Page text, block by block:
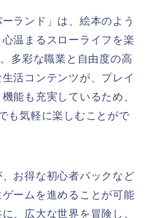
ランド」は、絵本のよう
温まるスローライフを楽
多彩な職業と自由度の高
活コンテンツが、プレイ
能も充実しているため、
も気軽に楽しむことがで
お得な初心者パックなど
ームを進めることが可能
、広大な世界を冒険し、